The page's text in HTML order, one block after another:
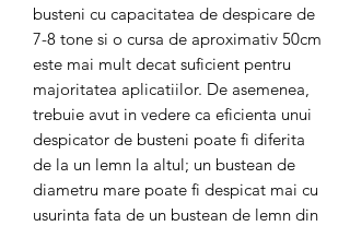
busteni cu capacitatea de despicare de
7-8 tone si o cursa de aproximativ 50cm
este mai mult decat suficient pentru
majoritatea aplicatiilor. De asemenea,
trebuie avut in vedere ca eficienta unui
despicator de busteni poate fi diferita
de la un lemn la altul; un bustean de
diametru mare poate fi despicat mai cu
usurinta fata de un bustean de lemn din